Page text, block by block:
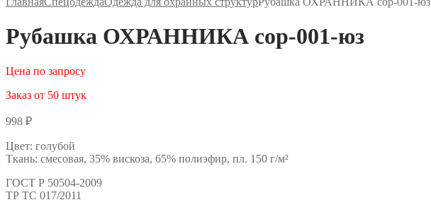
Рубашка ОХРАННИКА сор-001-юз
Цена по запросу
Заказ от 50 штук
998 ₽
Цвет: голубой
Ткань: смесовая, 35% вискоза, 65% полиэфир, пл. 150 г/м²
ГОСТ Р 50504-2009
ТР ТС 017/2011